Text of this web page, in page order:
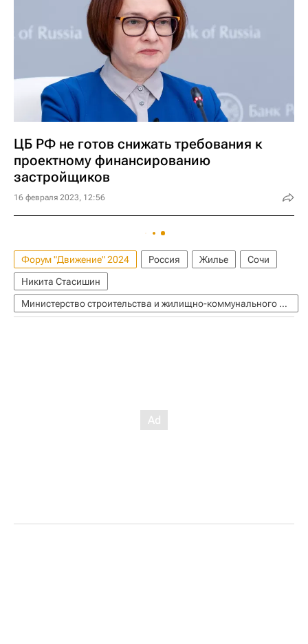
ЦБ РФ не готов снижать требования к
проектному финансированию
застройщиков
16 февраля 2023, 12:56
Форум "Движение" 2024 Россия Жилье
Сочи
Никита Стасишин
Министерство строительства и жилищно-коммунального хозяйства РФ (Минстрой России)